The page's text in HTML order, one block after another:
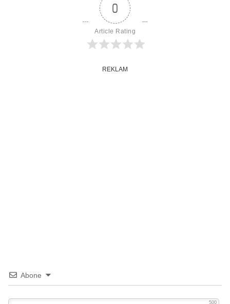
0
Article Rating
REKLAM
Abone
500